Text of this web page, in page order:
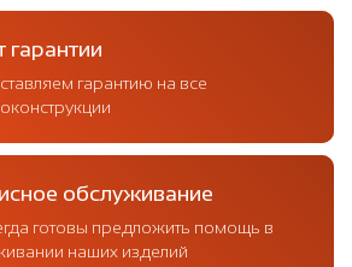
гарантии
гарантию на все
обслуживание
готовы предложить помощь в
наших изделий